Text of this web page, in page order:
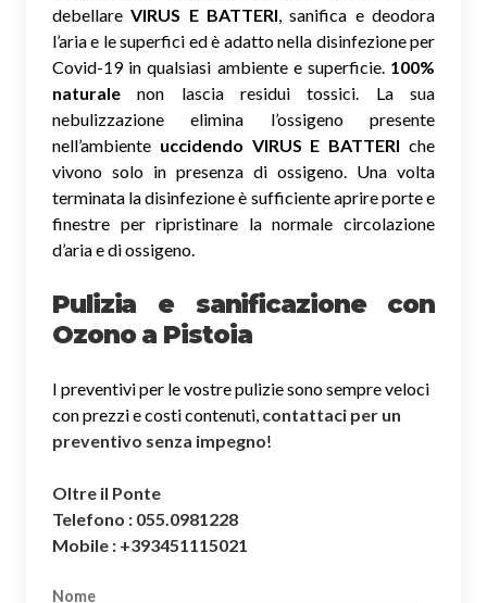
debellareVIRUS E BATTERI, sanifica e deodora
l’aria e le superfici ed è adatto nella disinfezione per
Covid-19 in qualsiasi ambiente e superficie. 100%
naturale non lascia residui tossici. La sua
nebulizzazione elimina l’ossigeno presente
nell’ambiente uccidendo VIRUS E BATTERI che
vivono solo in presenza di ossigeno. Una volta
terminata la disinfezione è sufficiente aprire porte e
finestre per ripristinare la normale circolazione
d’aria e di ossigeno.
Pulizia e sanificazione con
Ozono a Pistoia
I preventivi per le vostre pulizie sono sempre veloci
con prezzi e costi contenuti, contattaci per un
preventivo senza impegno!
Oltre il Ponte
Telefono : 055.0981228
Mobile : +393451115021
Nome